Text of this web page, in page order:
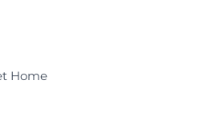
Home